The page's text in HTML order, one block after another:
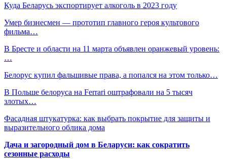
Куда Беларусь экспортирует алкоголь в 2023 году
Умер бизнесмен — прототип главного героя культового
фильма…
В Бресте и области на 11 марта объявлен оранжевый уровень:
…
Белорус купил фальшивые права, а попался на этом только…
В Польше белоруса на Ferrari оштрафовали на 5 тысяч
злотых…
Фасадная штукатурка: как выбрать покрытие для защиты и
выразительного облика дома
Дача и загородный дом в Беларуси: как сократить
сезонные расходы